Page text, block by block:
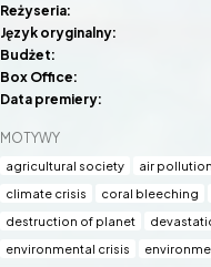
MOTYWY
agricultural society air pollution
climate crisis
coral bleeching
destruction of planet
environmental crisis
Reżyseria:
Język oryginalny:
Budżet:
Box Office:
Data premiery: